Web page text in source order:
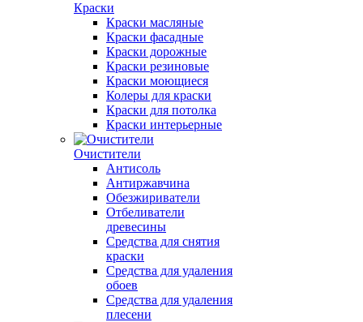
Краски
Краски масляные
Краски фасадные
Краски дорожные
Краски резиновые
Краски моющиеся
Колеры для краски
Краски для потолка
Краски интерьерные
Очистители
Антисоль
Антиржавчина
Обезжириватели
Отбеливатели
древесины
Средства для снятия
краски
Средства для удаления
обоев
Средства для удаления
плесени